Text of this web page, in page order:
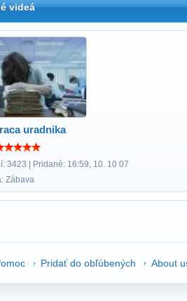
videá
uradnika
3423 | Pridané: 16:59, 10. 10 07
Zábava
Pridať do obľúbených About